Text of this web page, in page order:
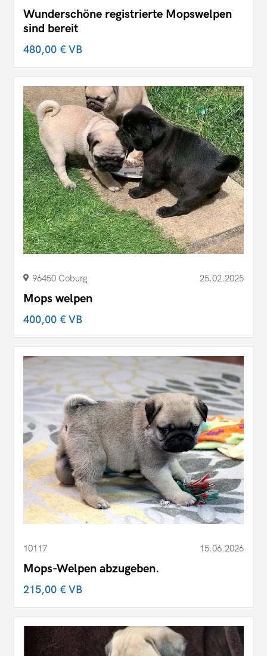
Wunderschöne registrierte Mopswelpen
sind bereit
480,00 €VB
96450 Coburg 25.02.2025
Mops welpen
400,00 €VB
10117 15.06.2026
Mops-Welpen abzugeben.
215,00 €VB